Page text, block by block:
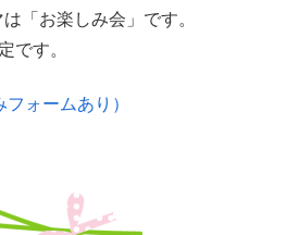
「お楽しみ会」です。
です。
ォームあり）